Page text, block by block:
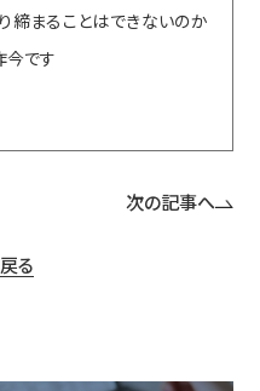
締まることはできないのか
です
次の記事へ
る